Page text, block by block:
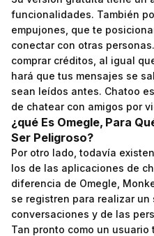
funcionalidades. También
empujones, que te
conectar con otras
comprar créditos, al igual
hará que tus mensajes se
sean leídos antes. Chatoo
de chatear con amigos por
¿qué Es Omegle, Para
Ser Peligroso?
Por otro lado, todavía
los de las aplicaciones de
diferencia de Omegle,
se registren para realizar un
conversaciones y de las
Tan pronto como un